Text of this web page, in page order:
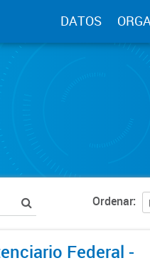
DATOS
Ordenar
Federal -